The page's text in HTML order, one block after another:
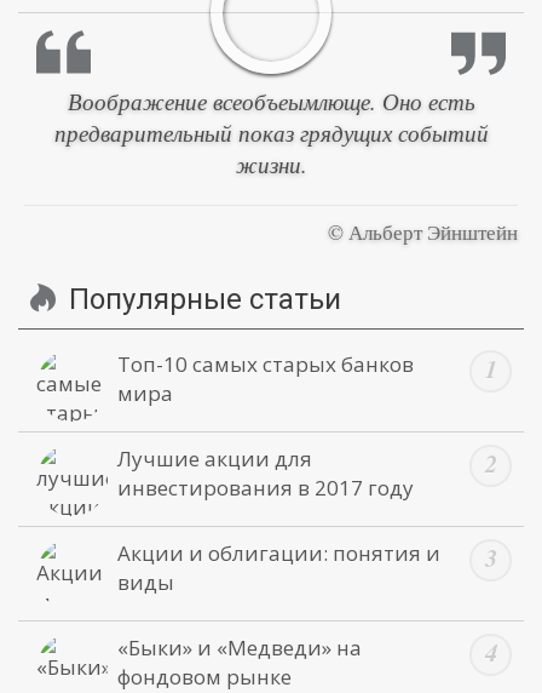
Воображение всеобъеымлюще. Оно есть
предварительный показ грядущих событий
жизни.
© Альберт Эйнштейн
Популярные статьи
Топ-10 самых старых банков
мира
Лучшие акции для
инвестирования в 2017 году
Акции и облигации: понятия и
виды
«Быки» и «Медведи» на
фондовом рынке